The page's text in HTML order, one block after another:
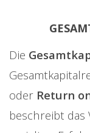
Die
oder Return
beschreibt das